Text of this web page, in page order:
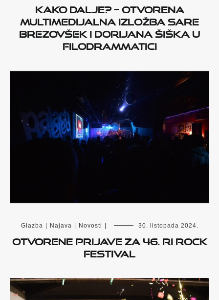
Kako dalje? – Otvorena
multimedijalna izložba Sare
Brezovšek i Dorijana Šiška u
Filodrammatici
Glazba Najava Novosti 30. listopada 2024.
OTVORENE PRIJAVE ZA 46. RI ROCK
FESTIVAL